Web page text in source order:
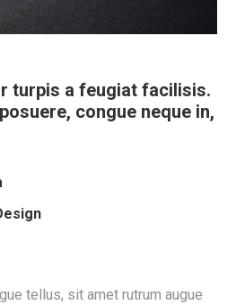
turpis a feugiat facilisis.
congue neque in,
tellus, sit amet rutrum augue